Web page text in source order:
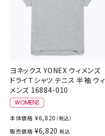
ヨネックス YONEX ウィメンズ
ドライＴシャツ テニス 半袖 ウィ
メンズ 16884-010
本体価格 ¥6,820 （税込）
販売価格 ¥6,820 税込